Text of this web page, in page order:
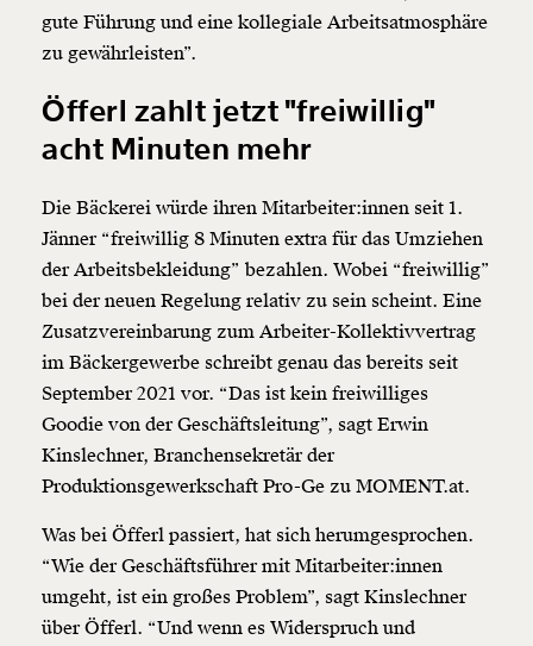
gute Führung und eine kollegiale Arbeitsatmosphäre
zu gewährleisten”.
Öfferl zahlt jetzt "freiwillig"
acht Minuten mehr
Die Bäckerei würde ihren Mitarbeiter:innen seit 1.
Jänner “freiwillig 8 Minuten extra für das Umziehen
der Arbeitsbekleidung” bezahlen. Wobei “freiwillig”
bei der neuen Regelung relativ zu sein scheint. Eine
Zusatzvereinbarung zum Arbeiter-Kollektivvertrag
im Bäckergewerbe schreibt genau das bereits seit
September 2021 vor. “Das ist kein freiwilliges
Goodie von der Geschäftsleitung”, sagt Erwin
Kinslechner, Branchensekretär der
Produktionsgewerkschaft Pro-Ge zu MOMENT.at.
Was bei Öfferl passiert, hat sich herumgesprochen.
“Wie der Geschäftsführer mit Mitarbeiter:innen
umgeht, ist ein großes Problem”, sagt Kinslechner
über Öfferl. “Und wenn es Widerspruch und